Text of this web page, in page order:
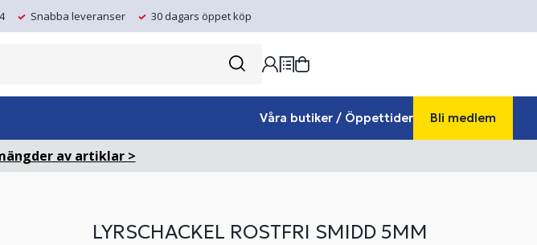
Snabba leveranser 30 dagars öppet köp
Våra butiker / Öppettider Bli medlem
av artiklar >
LYRSCHACKEL ROSTFRI SMIDD 5MM